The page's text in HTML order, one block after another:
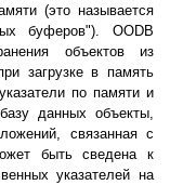
(это называется
буферов"). OODB
объектов из
загрузке в память
по памяти и
данных объекты,
связанная с
быть сведена к
указателей на